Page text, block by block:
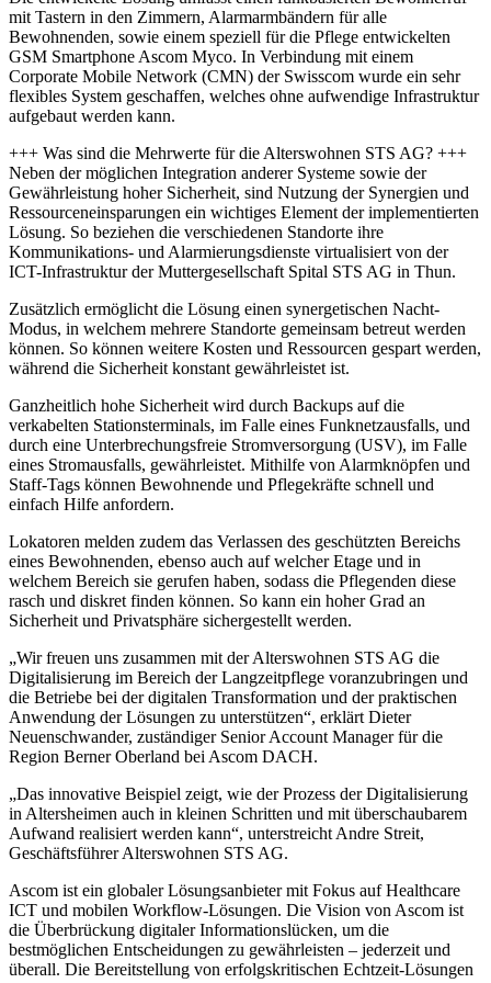
mit Tastern in den Zimmern, Alarmarmbändern für alle
Bewohnenden, sowie einem speziell für die Pflege entwickelten
GSM Smartphone Ascom Myco. In Verbindung mit einem
Corporate Mobile Network (CMN) der Swisscom wurde ein sehr
flexibles System geschaffen, welches ohne aufwendige Infrastruktur
aufgebaut werden kann.
+++ Was sind die Mehrwerte für die Alterswohnen STS AG? +++
Neben der möglichen Integration anderer Systeme sowie der
Gewährleistung hoher Sicherheit, sind Nutzung der Synergien und
Ressourceneinsparungen ein wichtiges Element der implementierten
Lösung. So beziehen die verschiedenen Standorte ihre
Kommunikations- und Alarmierungsdienste virtualisiert von der
ICT-Infrastruktur der Muttergesellschaft Spital STS AG in Thun.
Zusätzlich ermöglicht die Lösung einen synergetischen Nacht-
Modus, in welchem mehrere Standorte gemeinsam betreut werden
können. So können weitere Kosten und Ressourcen gespart werden,
während die Sicherheit konstant gewährleistet ist.
Ganzheitlich hohe Sicherheit wird durch Backups auf die
verkabelten Stationsterminals, im Falle eines Funknetzausfalls, und
durch eine Unterbrechungsfreie Stromversorgung (USV), im Falle
eines Stromausfalls, gewährleistet. Mithilfe von Alarmknöpfen und
Staff-Tags können Bewohnende und Pflegekräfte schnell und
einfach Hilfe anfordern.
Lokatoren melden zudem das Verlassen des geschützten Bereichs
eines Bewohnenden, ebenso auch auf welcher Etage und in
welchem Bereich sie gerufen haben, sodass die Pflegenden diese
rasch und diskret finden können. So kann ein hoher Grad an
Sicherheit und Privatsphäre sichergestellt werden.
„Wir freuen uns zusammen mit der Alterswohnen STS AG die
Digitalisierung im Bereich der Langzeitpflege voranzubringen und
die Betriebe bei der digitalen Transformation und der praktischen
Anwendung der Lösungen zu unterstützen“, erklärt Dieter
Neuenschwander, zuständiger Senior Account Manager für die
Region Berner Oberland bei Ascom DACH.
„Das innovative Beispiel zeigt, wie der Prozess der Digitalisierung
in Altersheimen auch in kleinen Schritten und mit überschaubarem
Aufwand realisiert werden kann“, unterstreicht Andre Streit,
Geschäftsführer Alterswohnen STS AG.
Ascom ist ein globaler Lösungsanbieter mit Fokus auf Healthcare
ICT und mobilen Workflow-Lösungen. Die Vision von Ascom ist
die Überbrückung digitaler Informationslücken, um die
bestmöglichen Entscheidungen zu gewährleisten – jederzeit und
überall. Die Bereitstellung von erfolgskritischen Echtzeit-Lösungen